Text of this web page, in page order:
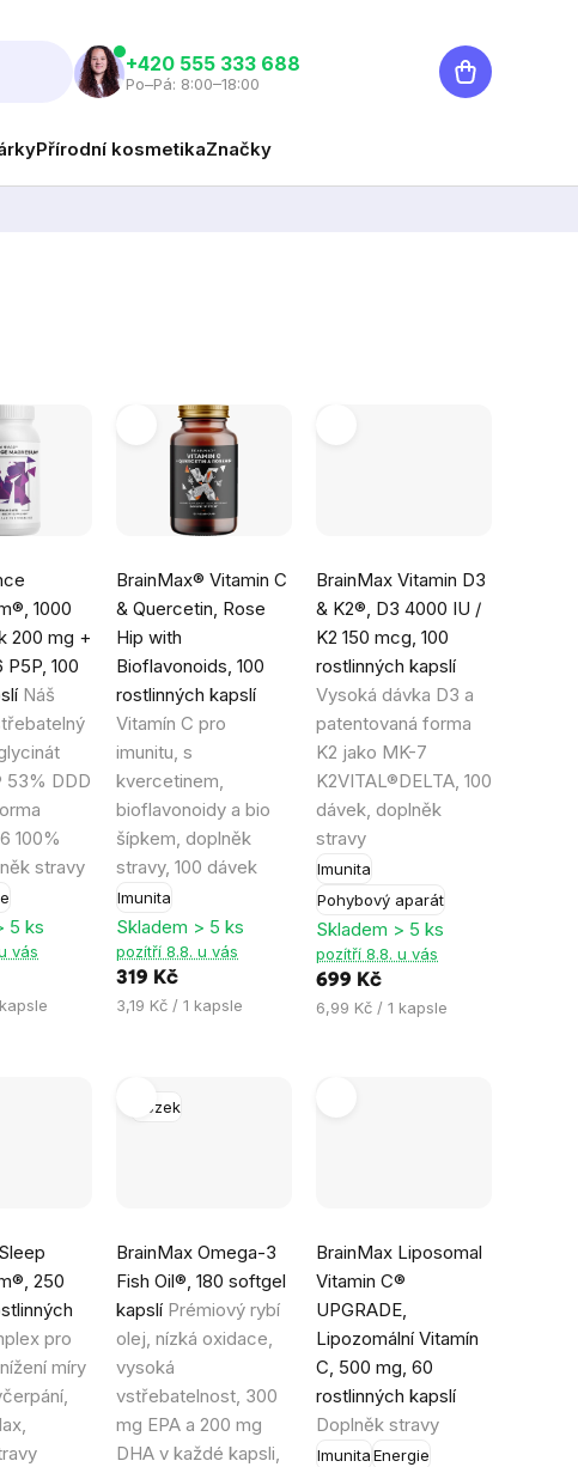
‭+420 555 333 688
Po–Pá: 8:00–18:00
Nákupní
košík
Přírodní kosmetikaZnačky
1000
200 mg +
P5P, 100
Náš
53% DDD
100%
stravy
5 ks
vás
BrainMax® Vitamin C
& Quercetin, Rose
Hip with
Bioflavonoids, 100
rostlinných kapslí
Vitamín C pro
imunitu, s
kvercetinem,
bioflavonoidy a bio
šípkem, doplněk
stravy, 100 dávek
Imunita
hodnocení
produktu
je
5,0
z
5
hvězdiček.
Skladem > 5 ks
pozítří 8.8. u vás
319 Kč
Měrná
3,19 Kč / 1 kapsle
BrainMax Vitamin D3
& K2®, D3 4000 IU /
K2 150 mcg, 100
rostlinných kapslí
Vysoká dávka D3 a
patentovaná forma
K2 jako MK-7
K2VITAL®DELTA, 100
dávek, doplněk
stravy
Imunita
Pohybový aparát
hodnocení
produktu
je
5,0
z
5
hvězdiček.
Skladem > 5 ks
pozítří 8.8. u vás
699 Kč
Měrná
6,99 Kč / 1 kapsle
250
pro
míry
Mozek
BrainMax Omega-3
Fish Oil®, 180 softgel
kapslí Prémiový rybí
olej, nízká oxidace,
vysoká
vstřebatelnost, 300
mg EPA a 200 mg
DHA v každé kapsli,
hodnocení
produktu
je
4,9
z
5
hvězdiček.
BrainMax Liposomal
Vitamin C®
UPGRADE,
Lipozomální Vitamín
C, 500 mg, 60
rostlinných kapslí
Doplněk stravy
ImunitaEnergie
hodnocení
produktu
je
5,0
z
5
hvězdiček.